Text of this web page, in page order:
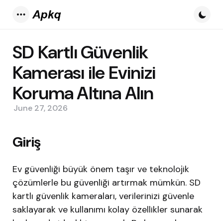
SD Kartlı Güvenlik
Kamerası ile Evinizi
Koruma Altına Alın
June 27, 2026
Giriş
Ev güvenliği büyük önem taşır ve teknolojik
çözümlerle bu güvenliği artırmak mümkün. SD
kartlı güvenlik kameraları, verilerinizi güvenle
saklayarak ve kullanımı kolay özellikler sunarak